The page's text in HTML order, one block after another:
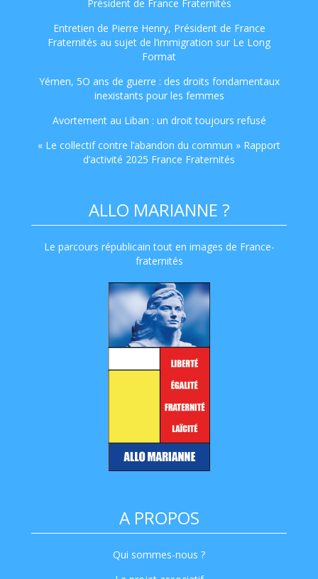
Président de France Fraternités
Entretien de Pierre Henry, Président de France
Fraternités au sujet de l’immigration sur Le Long
Format
Yémen, 5O ans de guerre : des droits fondamentaux
inexistants pour les femmes
Avortement au Liban : un droit toujours refusé
« Le collectif contre l’abandon du commun » Rapport
d’activité 2025 France Fraternités
ALLO MARIANNE ?
Le parcours républicain tout en images de France-
fraternités
A PROPOS
Qui sommes-nous ?